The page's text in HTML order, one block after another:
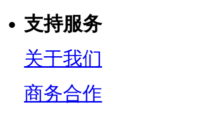
支持服务
关于我们
商务合作